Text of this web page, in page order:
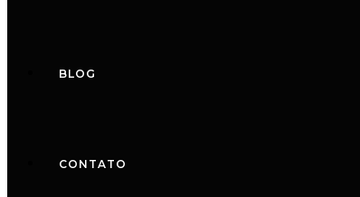
BLOG
CONTATO